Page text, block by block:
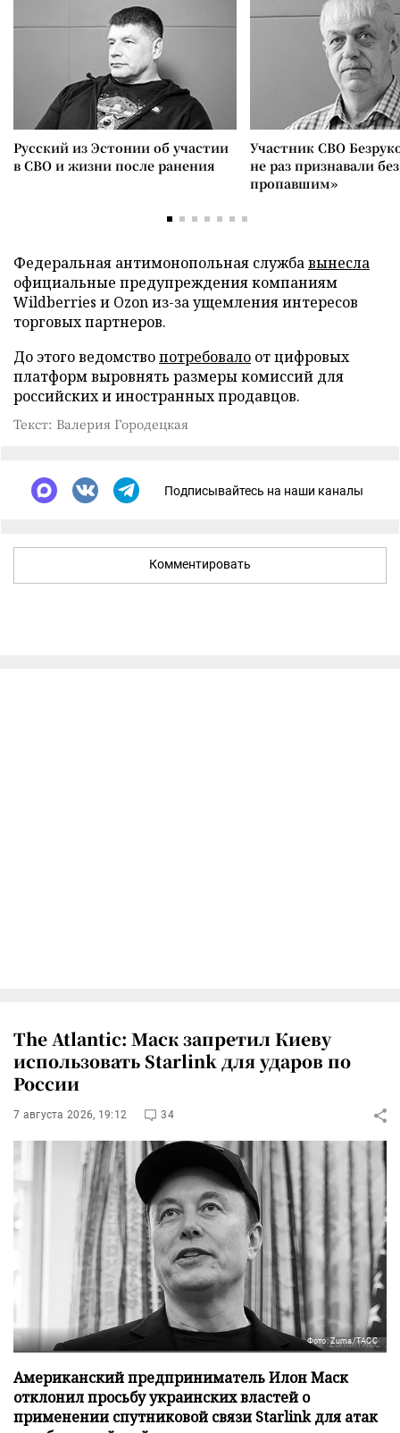
Русский из Эстонии об участии
в СВО и жизни после ранения
Участник СВО
не раз признавали
пропавшим»
Федеральная антимонопольная службавынесла
официальные предупреждения компаниям
Wildberries и Ozon из-за ущемления интересов
торговых партнеров.
До этого ведомствопотребовало от цифровых
платформ выровнять размеры комиссий для
российских и иностранных продавцов.
Текст: Валерия Городецкая
Подписывайтесь на наши каналы
Комментировать
The Atlantic: Маск запретил Киеву
использовать Starlink для ударов по
России
7 августа 2026, 19:12 34
Фото: Zuma/ТАСС
Американский предприниматель Илон Маск
отклонил просьбу украинских властей о
применении спутниковой связи Starlink для атак